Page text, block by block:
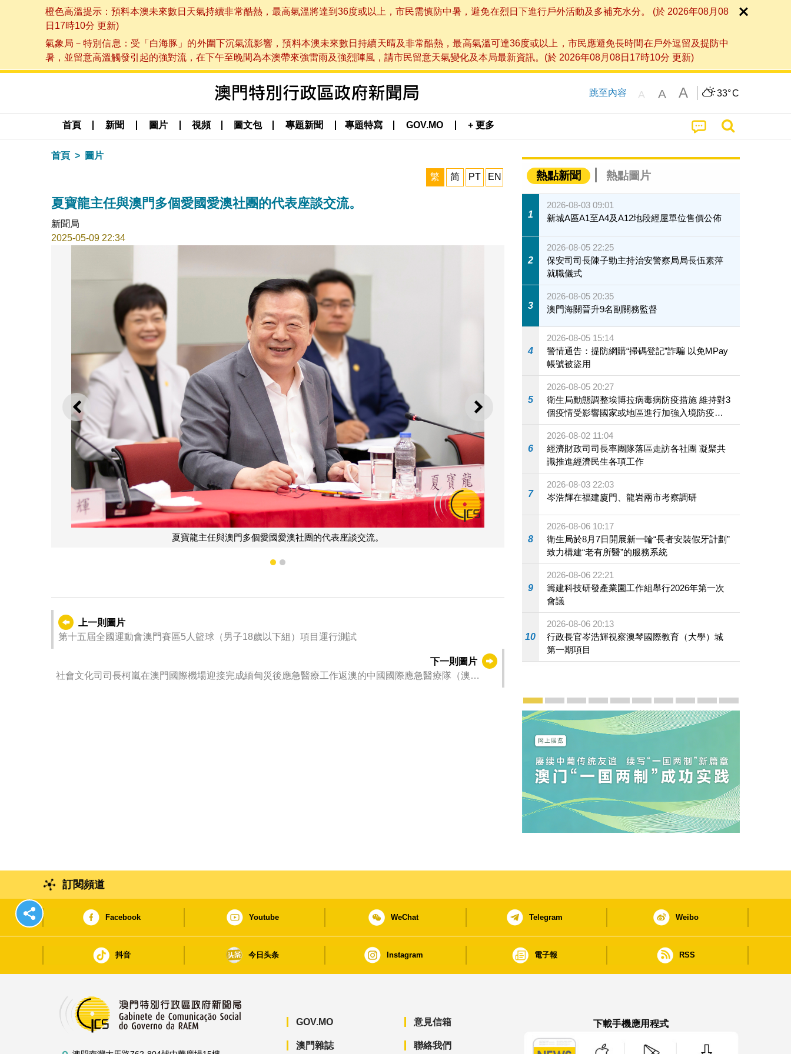
橙色高溫提示：預料本澳未來數日天氣持續非常酷熱，最高氣溫將達到36度或以上，市民需慎防中暑，避免在烈日下進行戶外活動及多補充水分。 (於 2026年08月08
日17時10分 更新)
氣象局－特別信息：受「白海豚」的外圍下沉氣流影響，預料本澳未來數日持續天晴及非常酷熱，最高氣溫可達36度或以上，市民應避免長時間在戶外逗留及提防中
暑，並留意高溫觸發引起的強對流，在下午至晚間為本澳帶來強雷雨及強烈陣風，請市民留意天氣變化及本局最新資訊。(於 2026年08月08日17時10分 更新)
跳至內容 A A A 33°C
首頁 新聞 圖片 視頻 圖文包 專題新聞 專題特寫 GOV.MO + 更多
首頁 圖片
繁 简 PT EN
夏寶龍主任與澳門多個愛國愛澳社團的代表座談交流。
新聞局
2025-05-09 22:34
上一則 下一則
夏寶龍主任與澳門多個愛國愛澳社團的代表座談交流。
1 2
上一則圖片
第十五屆全國運動會澳門賽區5人籃球（男子18歲以下組）項目運行測試
下一則圖片
社會文化司司長柯嵐在澳門國際機場迎接完成緬甸災後應急醫療工作返澳的中國國際應急醫療隊（澳
熱點新聞 熱點圖片
1
2026-08-03 09:01
新城A區A1至A4及A12地段經屋單位售價公佈
2
2026-08-05 22:25
保安司司長陳子勁主持治安警察局局長伍素萍
就職儀式
3
2026-08-05 20:35
澳門海關晉升9名副關務監督
4
2026-08-05 15:14
警情通告：提防網購“掃碼登記”詐騙 以免MPay
帳號被盜用
5
2026-08-05 20:27
衛生局動態調整埃博拉病毒病防疫措施 維持對3
個疫情受影響國家或地區進行加強入境防疫措
施
6
2026-08-02 11:04
經濟財政司司長率團隊落區走訪各社團 凝聚共
識推進經濟民生各項工作
7
2026-08-03 22:03
岑浩輝在福建廈門、龍岩兩市考察調研
8
2026-08-06 10:17
衛生局於8月7日開展新一輪“長者安裝假牙計劃”
致力構建“老有所醫”的服務系統
9
2026-08-06 22:21
籌建科技研發產業園工作組舉行2026年第一次
會議
10
2026-08-06 20:13
行政長官岑浩輝視察澳琴國際教育（大學）城
第一期項目
宣傳及推廣
賡續中葡傳統友誼 續寫“一國兩制”新篇章 — 澳門“一國
澳門名片集
行政長官岑浩輝11月18日發表2026年施政報
施政特寫澳門特別行政區經濟和社會發展第
橫琴粵澳深度合作區專題網站
施政小講堂
走進澳門澳門相簿2020
《澳门微视
訂閱頻道
Facebook Youtube WeChat Telegram Weibo
抖音 今日头条 Instagram 電子報 RSS
GOV.MO
澳門雜誌
意見信箱
聯絡我們
下載手機應用程式